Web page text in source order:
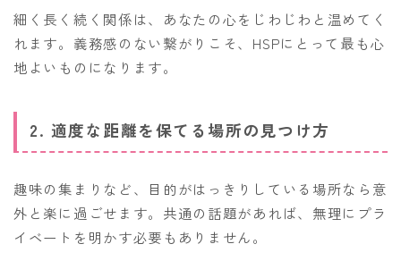
細く長く続く関係は、あなたの心をじわじわと温めてく
れます。義務感のない繋がりこそ、HSPにとって最も心
地よいものになります。
2. 適度な距離を保てる場所の見つけ方
趣味の集まりなど、目的がはっきりしている場所なら意
外と楽に過ごせます。共通の話題があれば、無理にプラ
イベートを明かす必要もありません。